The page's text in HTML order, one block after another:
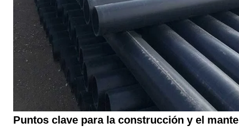
Puntos clave para la construcción y el